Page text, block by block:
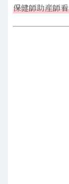
保健師助産師